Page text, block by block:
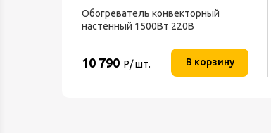
Обогреватель конвекторный
настенный 1500Вт 220В
10 790 Р/ шт. В корзину